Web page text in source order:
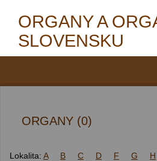
ORGANY A
SLOVENSKU
ORGANY (0)
Lokalita: A B C D F G H